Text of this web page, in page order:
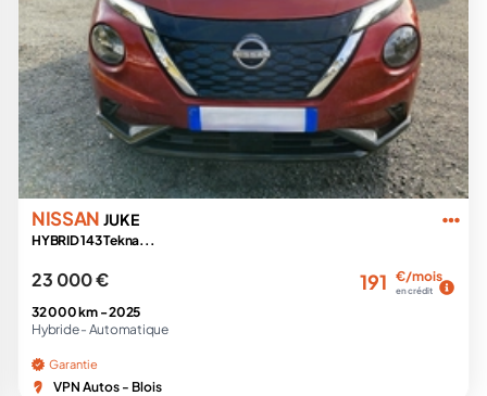
NISSAN JUKE
HYBRID 143 Tekna...
23 000 € 191 €/mois
en crédit
32 000 km -2025
Hybride - Automatique
Garantie
VPN Autos - Blois